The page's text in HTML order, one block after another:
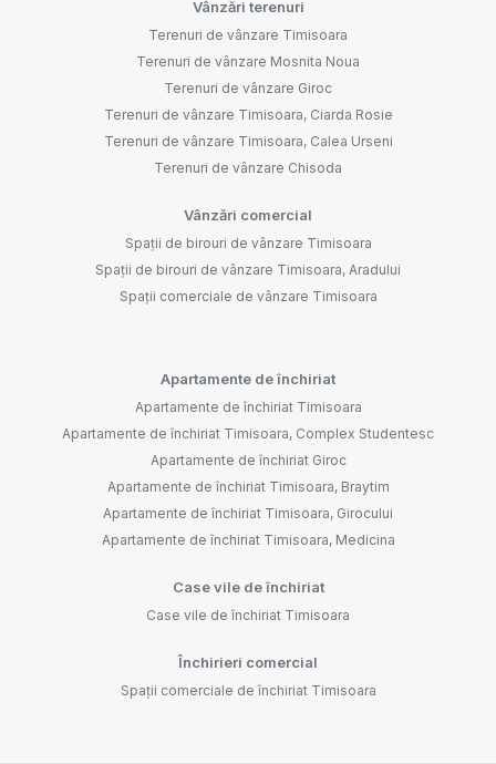
Vânzări terenuri
Terenuri de vânzare Timisoara
Terenuri de vânzare Mosnita Noua
Terenuri de vânzare Giroc
Terenuri de vânzare Timisoara, Ciarda Rosie
Terenuri de vânzare Timisoara, Calea Urseni
Terenuri de vânzare Chisoda
Vânzări comercial
Spații de birouri de vânzare Timisoara
Spații de birouri de vânzare Timisoara, Aradului
Spații comerciale de vânzare Timisoara
Apartamente de închiriat
Apartamente de închiriat Timisoara
Apartamente de închiriat Timisoara, Complex Studentesc
Apartamente de închiriat Giroc
Apartamente de închiriat Timisoara, Braytim
Apartamente de închiriat Timisoara, Girocului
Apartamente de închiriat Timisoara, Medicina
Case vile de închiriat
Case vile de închiriat Timisoara
Închirieri comercial
Spații comerciale de închiriat Timisoara